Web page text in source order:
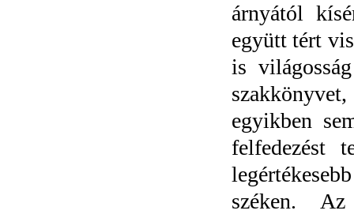
árnyától
együtt tért
is
egyikben
felfedezést
széken. Az